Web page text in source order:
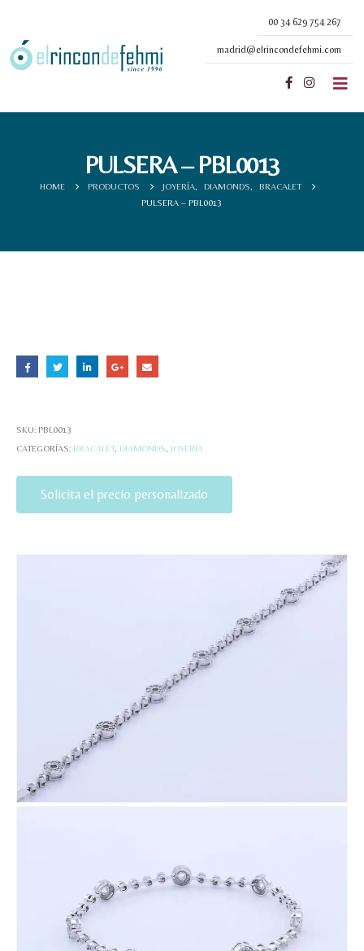
00 34 629 754 267
madrid@elrincondefehmi.com
PULSERA – PBL0013
HOME PRODUCTOS JOYERÍA DIAMONDS
BRACALET
PULSERA – PBL0013
SKU: PBL0013
CATEGORÍAS: BRACALET, DIAMONDS JOYERÍA
Solicita el precio personalizado